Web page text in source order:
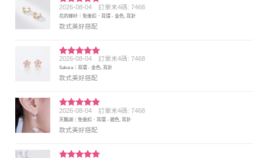
評分5 滿
分 5
2026-08-04 訂單末4碼: 7468
花的嫁紗｜免後扣．耳環 - 金色, 耳針
款式美好搭配
評分5 滿
分 5
2026-08-04 訂單末4碼: 7468
Sakura｜耳環 - 金色, 耳針
款式美好搭配
評分5 滿
分 5
2026-08-04 訂單末4碼: 7468
天鵝湖｜免後扣．耳環 - 銀色, 耳針
款式美好搭配